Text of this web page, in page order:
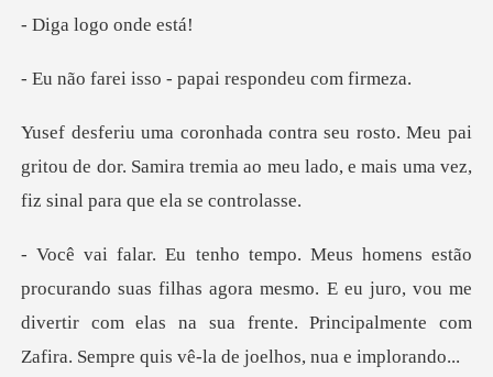
logo on
sso - papai resp
pai
gritou de dor. Samira tremia ao meu lado, e m
has agora mesmo. E eu juro, vou me
divertir com elas na sua frente. Pri